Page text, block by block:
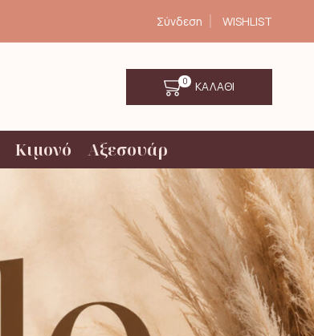
Σύνδεση WISHLIST
0 ΚΑΛΑΘΙ
Κιμονό Αξεσουάρ